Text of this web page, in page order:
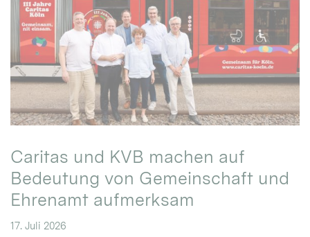
Caritas und KVB machen auf
Bedeutung von Gemeinschaft und
Ehrenamt aufmerksam
17. Juli 2026